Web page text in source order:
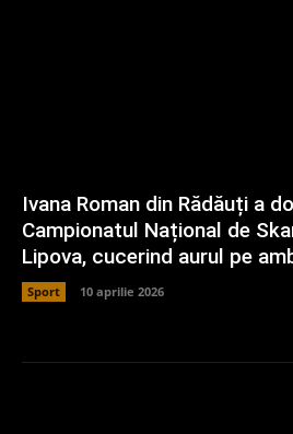
Ivana Roman din Rădăuți a
Campionatul Național de
Lipova, cucerind aurul pe
Sport 10 aprilie 2026